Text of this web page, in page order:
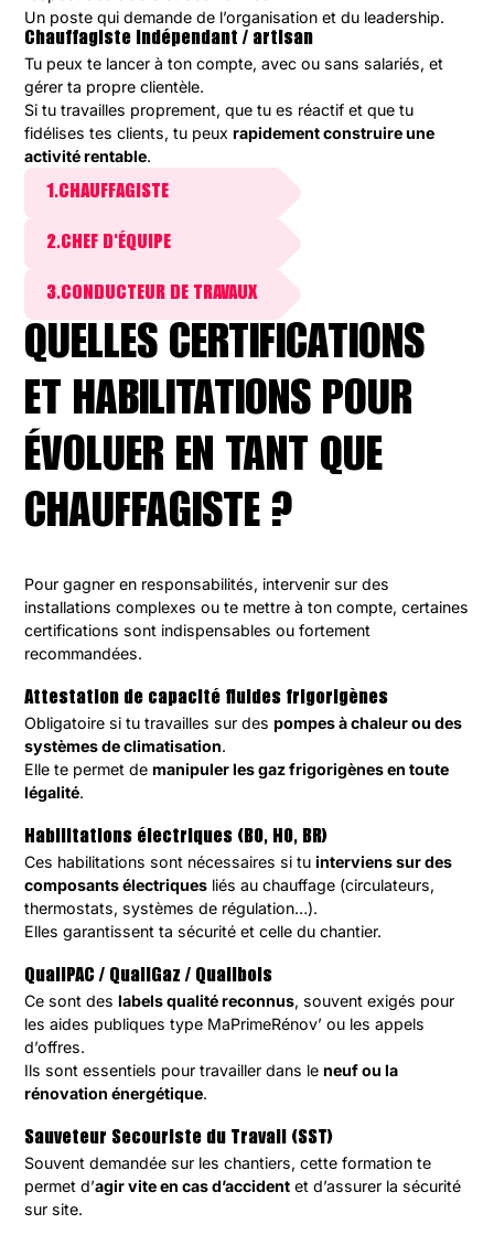
Un poste qui demande de l’organisation et du leadership.
Chauffagiste indépendant / artisan
Tu peux te lancer à ton compte, avec ou sans salariés, et
gérer ta propre clientèle.
Si tu travailles proprement, que tu es réactif et que tu
fidélises tes clients, tu peuxrapidement construire une
activité rentable.
1.CHAUFFAGISTE
2.CHEF D'ÉQUIPE
3.CONDUCTEUR DE TRAVAUX
QUELLES CERTIFICATIONS
ET HABILITATIONS POUR
ÉVOLUER EN TANT QUE
CHAUFFAGISTE ?
Pour gagner en responsabilités, intervenir sur des
installations complexes ou te mettre à ton compte, certaines
certifications sont indispensables ou fortement
recommandées.
Attestation de capacité fluides frigorigènes
Obligatoire si tu travailles sur despompes à chaleur ou des
systèmes de climatisation.
Elle te permet demanipuler les gaz frigorigènes en toute
légalité.
Habilitations électriques (B0, H0, BR)
Ces habilitations sont nécessaires si tuinterviens sur des
composants électriques liés au chauffage (circulateurs,
thermostats, systèmes de régulation…).
Elles garantissent ta sécurité et celle du chantier.
QualiPAC / QualiGaz / Qualibois
Ce sont deslabels qualité reconnus, souvent exigés pour
les aides publiques type MaPrimeRénov’ ou les appels
d’offres.
Ils sont essentiels pour travailler dans leneuf ou la
rénovation énergétique.
Sauveteur Secouriste du Travail (SST)
Souvent demandée sur les chantiers, cette formation te
permet d’agir vite en cas d’accident et d’assurer la sécurité
sur site.